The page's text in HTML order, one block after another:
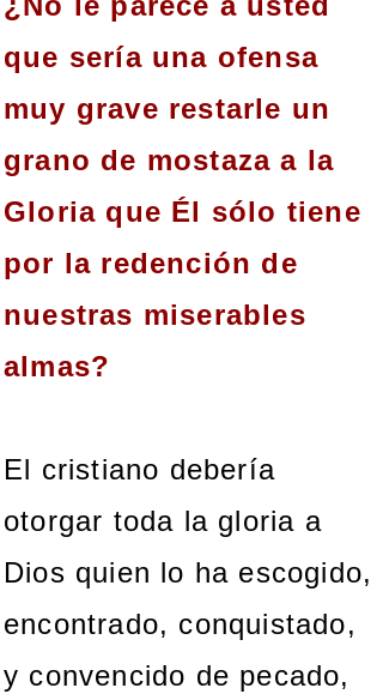
que sería una ofensa
muy grave restarle un
grano de mostaza a la
Gloria que Él sólo tiene
por la redención de
nuestras miserables
almas?
El cristiano debería
otorgar toda la gloria a
Dios quien lo ha escogido,
encontrado, conquistado,
y convencido de pecado,